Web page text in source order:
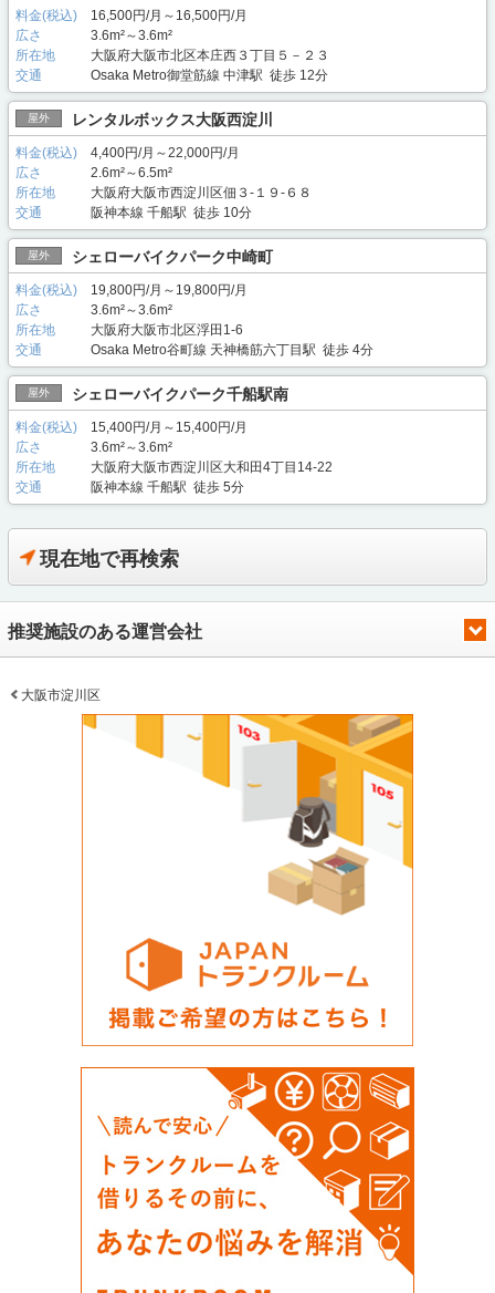
料金(税込)
16,500円/月～16,500円/月
広さ
3.6m²～3.6m²
所在地
大阪府大阪市北区本庄西３丁目５－２３
交通
Osaka Metro御堂筋線 中津駅 徒歩 12分
屋外 レンタルボックス大阪西淀川
料金(税込)
4,400円/月～22,000円/月
広さ
2.6m²～6.5m²
所在地
大阪府大阪市西淀川区佃３‐１９‐６８
交通
阪神本線 千船駅 徒歩 10分
屋外 シェローバイクパーク中崎町
料金(税込)
19,800円/月～19,800円/月
広さ
3.6m²～3.6m²
所在地
大阪府大阪市北区浮田1-6
交通
Osaka Metro谷町線 天神橋筋六丁目駅 徒歩 4分
屋外 シェローバイクパーク千船駅南
料金(税込)
15,400円/月～15,400円/月
広さ
3.6m²～3.6m²
所在地
大阪府大阪市西淀川区大和田4丁目14-22
交通
阪神本線 千船駅 徒歩 5分
現在地で再検索
推奨施設のある運営会社
大阪市淀川区